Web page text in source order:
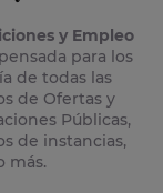
y Empleo
para los
de todas las
de Ofertas y
Públicas,
de instancias,
más.